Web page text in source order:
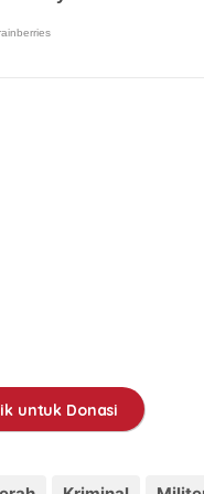
untuk Donasi